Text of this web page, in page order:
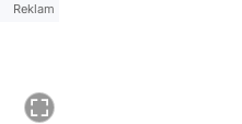
Reklam